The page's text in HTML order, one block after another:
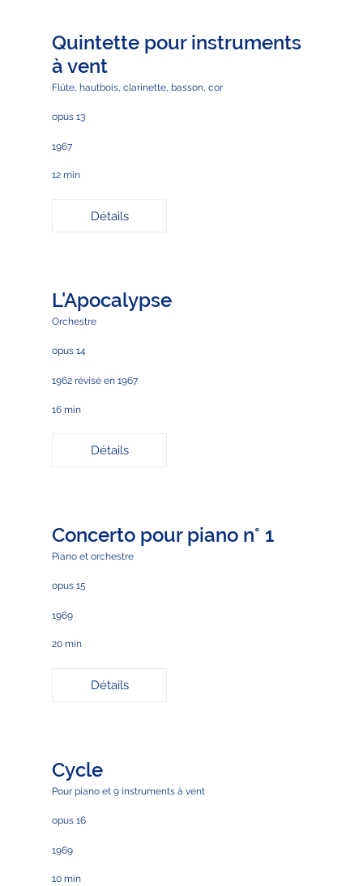
Quintette pour instruments
à vent
Flûte, hautbois, clarinette, basson, cor
opus 13
1967
12 min
Détails
L'Apocalypse
Orchestre
opus 14
1962 révisé en 1967
16 min
Détails
Concerto pour piano n° 1
Piano et orchestre
opus 15
1969
20 min
Détails
Cycle
Pour piano et 9 instruments à vent
opus 16
1969
10 min